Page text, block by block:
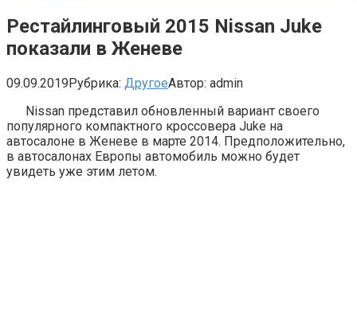
Рестайлинговый 2015 Nissan Juke
показали в Женеве
09.09.2019Рубрика: ДругоеАвтор: admin
Nissan представил обновленный вариант своего
популярного компактного кроссовера Juke на
автосалоне в Женеве в марте 2014. Предположительно,
в автосалонах Европы автомобиль можно будет
увидеть уже этим летом.